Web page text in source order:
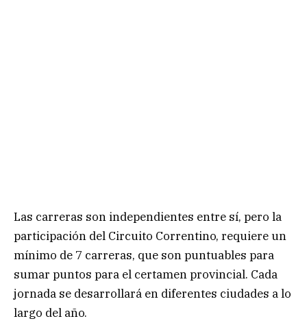
Las carreras son independientes entre sí, pero la
participación del Circuito Correntino, requiere un
mínimo de 7 carreras, que son puntuables para
sumar puntos para el certamen provincial. Cada
jornada se desarrollará en diferentes ciudades a lo
largo del año.